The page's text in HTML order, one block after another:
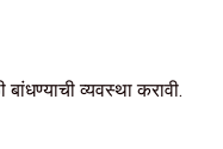
व्यवस्था करावी.